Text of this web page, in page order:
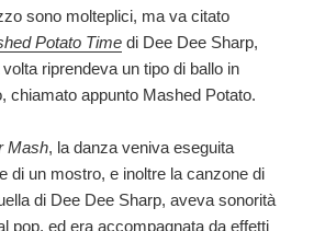
sono molteplici, ma va citato
Potato Time di Dee Dee Sharp,
riprendeva un tipo di ballo in
chiamato appunto Mashed Potato.
Mash, la danza veniva eseguita
di un mostro, e inoltre la canzone di
di Dee Dee Sharp, aveva sonorità
pop, ed era accompagnata da effetti